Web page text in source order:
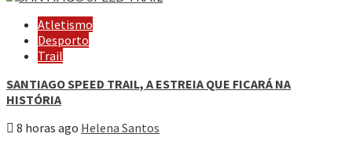
Atletismo
Desporto
Trail
SANTIAGO SPEED TRAIL, A ESTREIA QUE FICARÁ NA
HISTÓRIA
8 horas ago Helena Santos